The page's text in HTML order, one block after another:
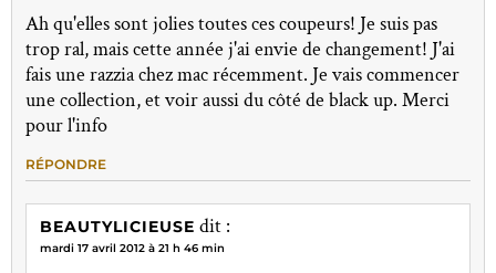
Ah qu'elles sont jolies toutes ces coupeurs! Je suis pas
trop ral, mais cette année j'ai envie de changement! J'ai
fais une razzia chez mac récemment. Je vais commencer
une collection, et voir aussi du côté de black up. Merci
pour l'info
RÉPONDRE
BEAUTYLICIEUSE dit :
mardi 17 avril 2012 à 21 h 46 min